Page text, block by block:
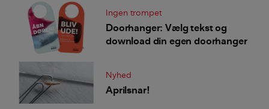
Ingen trompet
Doorhanger: Vælg tekst og
download din egen doorhanger
Nyhed
Aprilsnar!